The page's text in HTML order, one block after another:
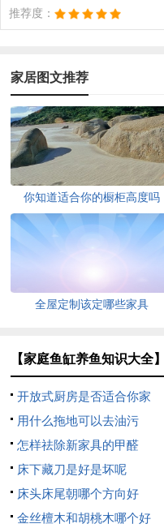
推荐度：
家居图文推荐
你知道适合你的橱柜高度吗
全屋定制该定哪些家具
【家庭鱼缸养鱼知识大全
开放式厨房是否适合你家
用什么拖地可以去油污
怎样祛除新家具的甲醛
床下藏刀是好是坏呢
床头床尾朝哪个方向好
金丝檀木和胡桃木哪个好